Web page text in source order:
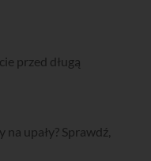
przed długą
upały? Sprawdź,